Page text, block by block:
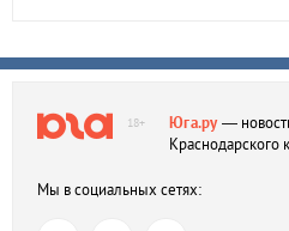
18+ Юга.ру—
Краснодарского
Мы в социальных сетях: